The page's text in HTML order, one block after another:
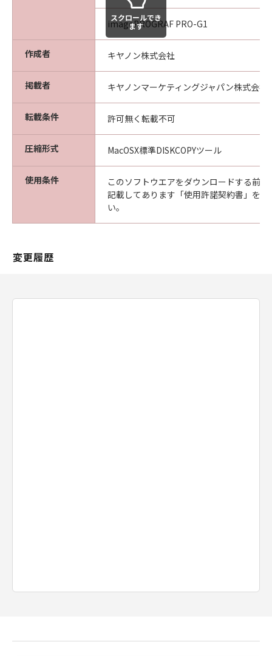
imagePROGRAF PRO-G1
作成者 キヤノン株式会社
掲載者 キヤノンマーケティングジャパン株式会社
転載条件 許可無く転載不可
圧縮形式 MacOSX標準DISKCOPYツール
使用条件
このソフトウエアをダウンロードする前
記載してあります「使用許諾契約書」を
い。
スクロールでき
ます
変更履歴